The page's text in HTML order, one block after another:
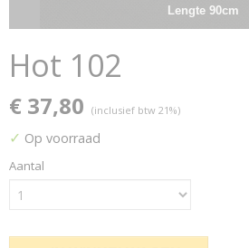
Lengte 90cm
Hot 102
€ 37,80 (inclusief btw 21%)
✓ Op voorraad
Aantal